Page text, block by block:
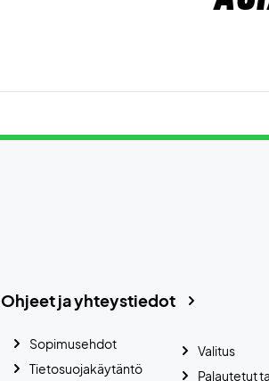
Ohjeet ja yhteystiedot
Sopimusehdot
Tietosuojakäytäntö
Valitus
Palautetut